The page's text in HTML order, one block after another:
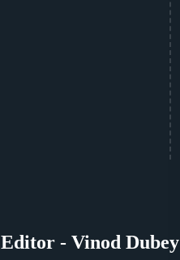
Editor - Vinod Dubey